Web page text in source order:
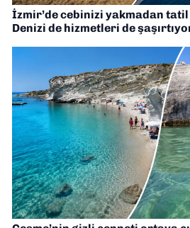
İzmir’de cebinizi yakmadan
Denizi de hizmetleri de